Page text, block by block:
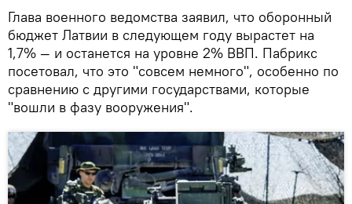
Глава военного ведомства заявил, что оборонный
бюджет Латвии в следующем году вырастет на
1,7% — и останется на уровне 2% ВВП. Пабрикс
посетовал, что это "совсем немного", особенно по
сравнению с другими государствами, которые
"вошли в фазу вооружения".